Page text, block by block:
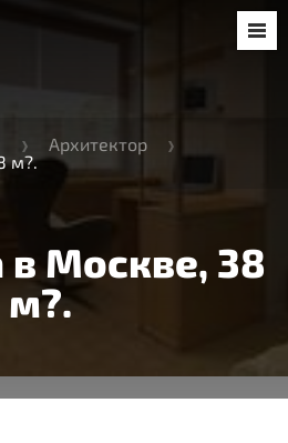
Архитектор
м?.
в Москве, 38
м?.